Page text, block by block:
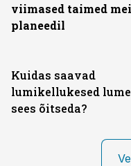
viimased taimed
planeedil
Kuidas saavad
lumikellukesed lume
sees õitseda?